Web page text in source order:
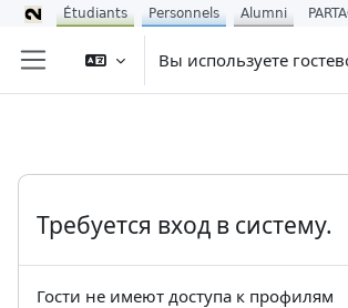
Перейти к основному содержанию
Боковая панель
Вы используете
Требуется вход в систему.
Гости не имеют доступа к профилям
Étudiants Personnels Alumni